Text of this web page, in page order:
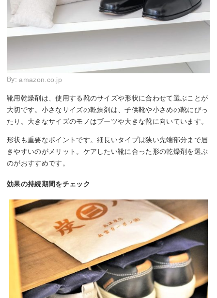
By:amazon.co.jp
靴用乾燥剤は、使用する靴のサイズや形状に合わせて選ぶことが
大切です。小さなサイズの乾燥剤は、子供靴や小さめの靴にぴっ
たり。大きなサイズのモノはブーツや大きな靴に向いています。
形状も重要なポイントです。細長いタイプは狭い先端部分まで届
きやすいのがメリット。ケアしたい靴に合った形の乾燥剤を選ぶ
のがおすすめです。
効果の持続期間をチェック